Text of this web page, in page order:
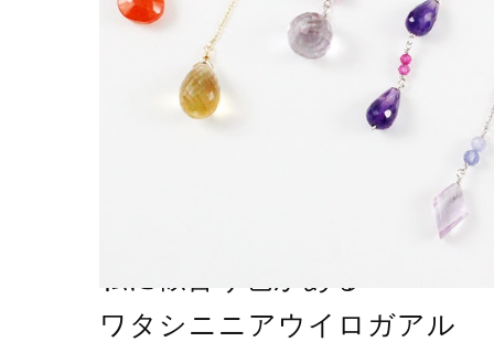
ワタシニニアウイロガアル